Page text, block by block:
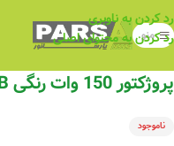
رد کردن به ناوبری
رد کردن به محتوای اصلی
منو
پروژکتور 150 وات رنگی RGB بهین تاب
ناموجود